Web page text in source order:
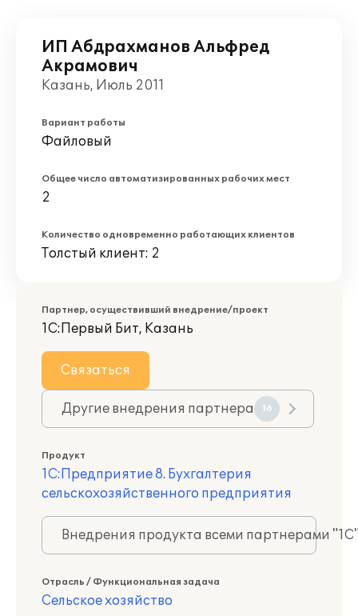
ИП Абдрахманов Альфред
Акрамович
Казань, Июль 2011
Вариант работы
Файловый
Общее число автоматизированных рабочих мест
2
Количество одновременно работающих клиентов
Толстый клиент: 2
Партнер, осуществивший внедрение/проект
1С:Первый Бит, Казань
Связаться
Другие внедрения партнера 16
Продукт
1С:Предприятие 8. Бухгалтерия
сельскохозяйственного предприятия
Внедрения продукта всеми партнерами
Отрасль / Функциональная задача
Сельское хозяйство